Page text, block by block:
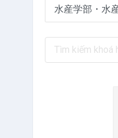
Danh mục khoá học